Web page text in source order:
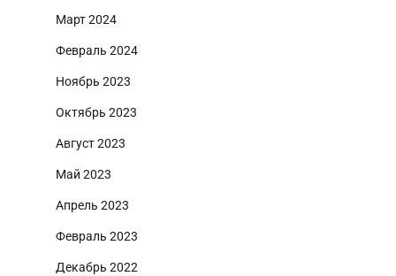
Март 2024
Февраль 2024
Ноябрь 2023
Октябрь 2023
Август 2023
Май 2023
Апрель 2023
Февраль 2023
Декабрь 2022